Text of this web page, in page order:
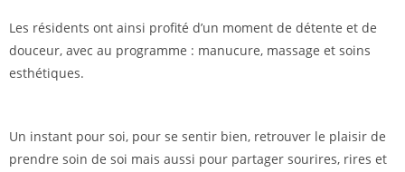
Les résidents ont ainsi profité d’un moment de détente et de
douceur, avec au programme : manucure, massage et soins
esthétiques.
Un instant pour soi, pour se sentir bien, retrouver le plaisir de
prendre soin de soi mais aussi pour partager sourires, rires et